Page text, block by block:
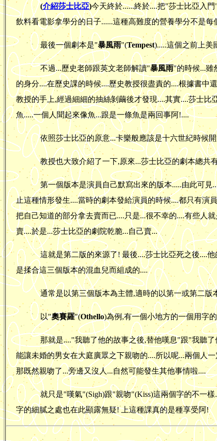
(介紹莎士比亞)今天終於......終於....把"莎士比亞入
飲料看電影拿學分的日子......這種高難度的營養學分不是
最後一個劇本是"暴風雨"(Tempest).....這個之前上美
不過...歷史老師跟英文老師解讀"暴風雨"的時候...雖
的身分....在歷史課的時候....歷史教授很盡責的....根據書中
教授的手上,經過細細的抽絲剝繭後才發現....其實....莎士
魚.....一個人聞起來像魚...跟是一條魚是兩回事阿!....
依照莎士比亞的原意...卡樂般應該是十六世紀時候
教授也大致介紹了一下,原來...莎士比亞的劇本總共
第一個版本是演員自己默寫出來的版本.....由此可
止這種情形發生....當時的劇本發給演員的時候....都只有演
把自己知道的部分拿去賣而已....只是...很不幸的....有些人
賣....於是...莎士比亞的劇院乾脆...自己賣...
這就是第二版的來源了! 最後....莎士比亞死之後....
是揉合這三個版本的混血兒而組成的....
通常是以第三個版本為主體,適時的以第一或第二
以"奧賽羅"(Othello)為例,有一個小地方的一個用字
那就是...."我聽了他的故事之後,替他嘆息"跟"我聽
能讓未婚的男女在大庭廣眾之下親吻的....所以呢...兩個人
那既然親吻了...旁邊又沒人...自然可能發生其他事情啦....
就只是"嘆氣"(Sigh)跟"親吻"(Kiss)這兩個字的不一
字的細膩之處也在此顯露無疑! 上這種課真的是種享受阿!